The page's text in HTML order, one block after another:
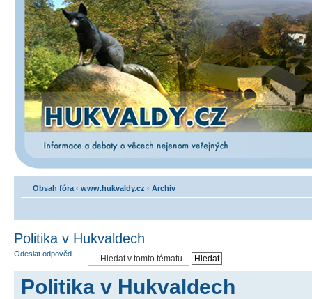
Obsah fóra ‹ www.hukvaldy.cz ‹ Archiv
Politika v Hukvaldech
Odeslat odpověď
Politika v Hukvaldech